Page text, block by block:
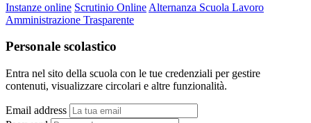
Instanze online Scrutinio Online Alternanza Scuola Lavoro
Amministrazione Trasparente
Personale scolastico
Entra nel sito della scuola con le tue credenziali per gestire
contenuti, visualizzare circolari e altre funzionalità.
Email address